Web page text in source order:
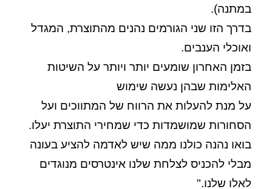
במתנה).
בדרך הזו שני הגורמים נהנים מהתוצרת, המגדל
ואוכלי הענבים.
בזמן האחרון שומעים יותר ויותר על השיטות
האלימות שבהן נעשה שימוש
על מנת להעלות את הרווח של המתווכים ועל
הסחורות שמושמדות כדי שמחירי התוצרת יעלו.
בואו נהנה כולנו ממה שיש לאדמה להציע בעונה
מבלי להכניס לצלחת שלנו אינטרסים מנוגדים
לאלו שלנו."